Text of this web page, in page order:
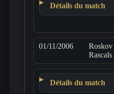
Détails du match
01/11/2006
Roskov
Rascals
Détails du match